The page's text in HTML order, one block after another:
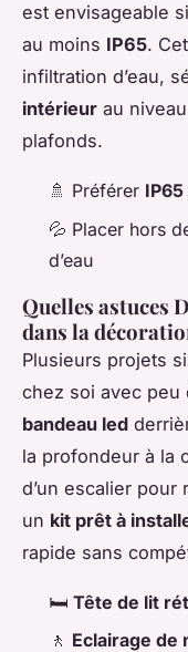
est envisageable
au moins IP65.
infiltration d’eau,
intérieur au
plafonds.
🚿 Préférer IP65
💦 Placer hors
d’eau
Quelles astuces
dans la
Plusieurs projets
chez soi avec peu
bandeau led
la profondeur à la
d’un escalier
un kit prêt à
rapide sans
🛏️ Tête de lit
🚶 Eclairage de